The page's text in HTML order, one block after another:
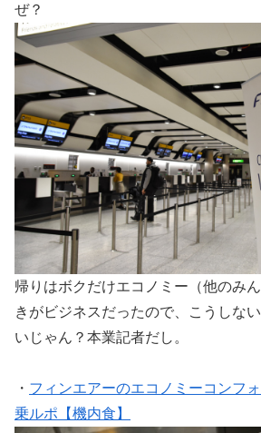
ぜ？
帰りはボクだけエコノミー（他のみ
きがビジネスだったので、こうしな
いじゃん？本業記者だし。
・ フィンエアーのエコノミーコンフ
乗ルポ【機内食】